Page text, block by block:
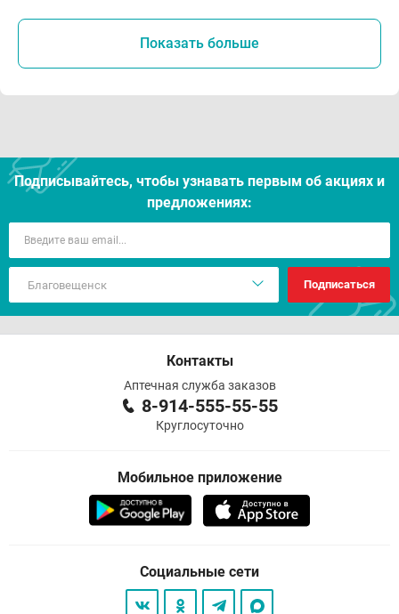
Показать больше
Подписывайтесь, чтобы узнавать первым об акцияx и
предложениях:
Подписаться
Контакты
Аптечная служба заказов
8-914-555-55-55
Круглосуточно
Мобильное приложение
Социальные сети